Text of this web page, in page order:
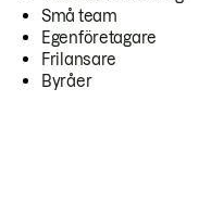
Små team
Egenföretagare
Frilansare
Byråer